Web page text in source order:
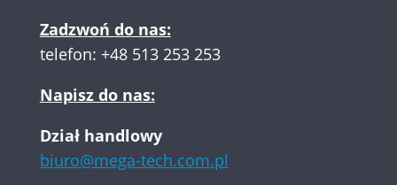
Zadzwoń do nas:
telefon: +48 513 253 253
Napisz do nas:
Dział handlowy
biuro@mega-tech.com.pl